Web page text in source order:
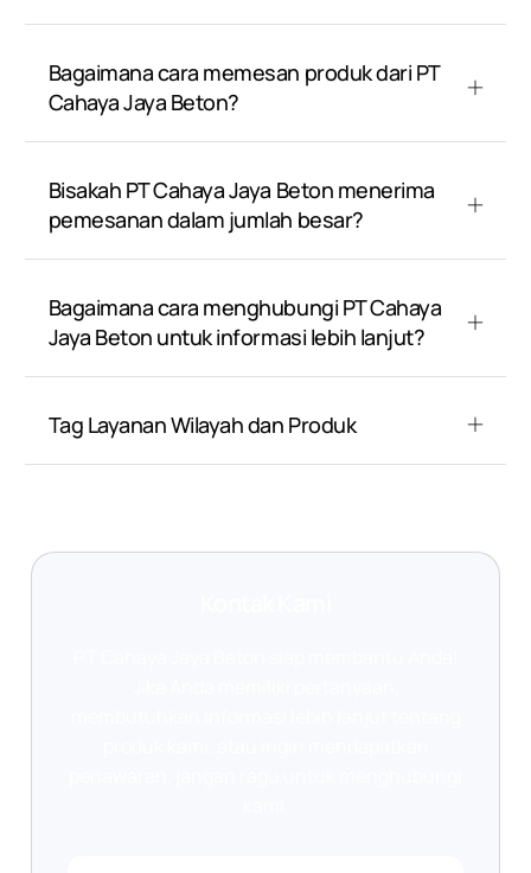
Bagaimana cara memesan produk dari PT
Cahaya Jaya Beton?
Bisakah PT Cahaya Jaya Beton menerima
pemesanan dalam jumlah besar?
Bagaimana cara menghubungi PT Cahaya
Jaya Beton untuk informasi lebih lanjut?
Tag Layanan Wilayah dan Produk